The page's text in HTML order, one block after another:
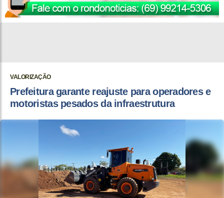
VALORIZAÇÃO
Prefeitura garante reajuste para operadores e
motoristas pesados da infraestrutura